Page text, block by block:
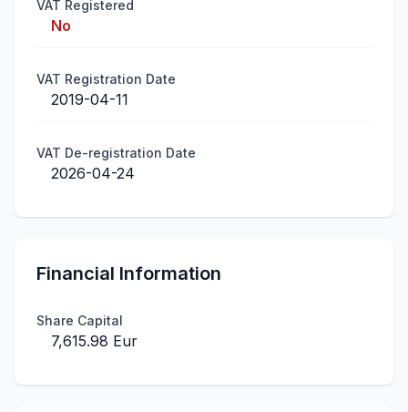
VAT Registered
No
VAT Registration Date
2019-04-11
VAT De-registration Date
2026-04-24
Financial Information
Share Capital
7,615.98 Eur